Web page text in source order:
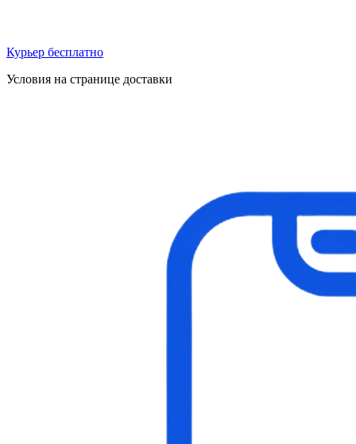
Курьер бесплатно
Условия на странице доставки